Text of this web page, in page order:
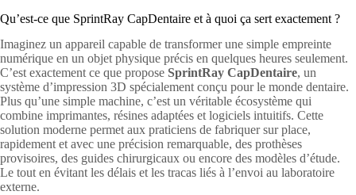
Qu’est-ce que SprintRay CapDentaire et à quoi ça sert exactement ?
Imaginez un appareil capable de transformer une simple empreinte
numérique en un objet physique précis en quelques heures seulement.
C’est exactement ce que propose SprintRay CapDentaire, un
système d’impression 3D spécialement conçu pour le monde dentaire.
Plus qu’une simple machine, c’est un véritable écosystème qui
combine imprimantes, résines adaptées et logiciels intuitifs. Cette
solution moderne permet aux praticiens de fabriquer sur place,
rapidement et avec une précision remarquable, des prothèses
provisoires, des guides chirurgicaux ou encore des modèles d’étude.
Le tout en évitant les délais et les tracas liés à l’envoi au laboratoire
externe.